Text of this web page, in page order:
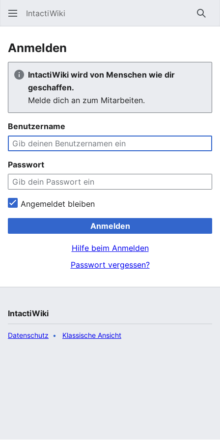
IntactiWiki
Anmelden
IntactiWiki wird von Menschen wie dir
geschaffen.
Melde dich an zum Mitarbeiten.
Benutzername
Passwort
Angemeldet bleiben
Anmelden
Hilfe beim Anmelden
Passwort vergessen?
IntactiWiki
Datenschutz Klassische Ansicht